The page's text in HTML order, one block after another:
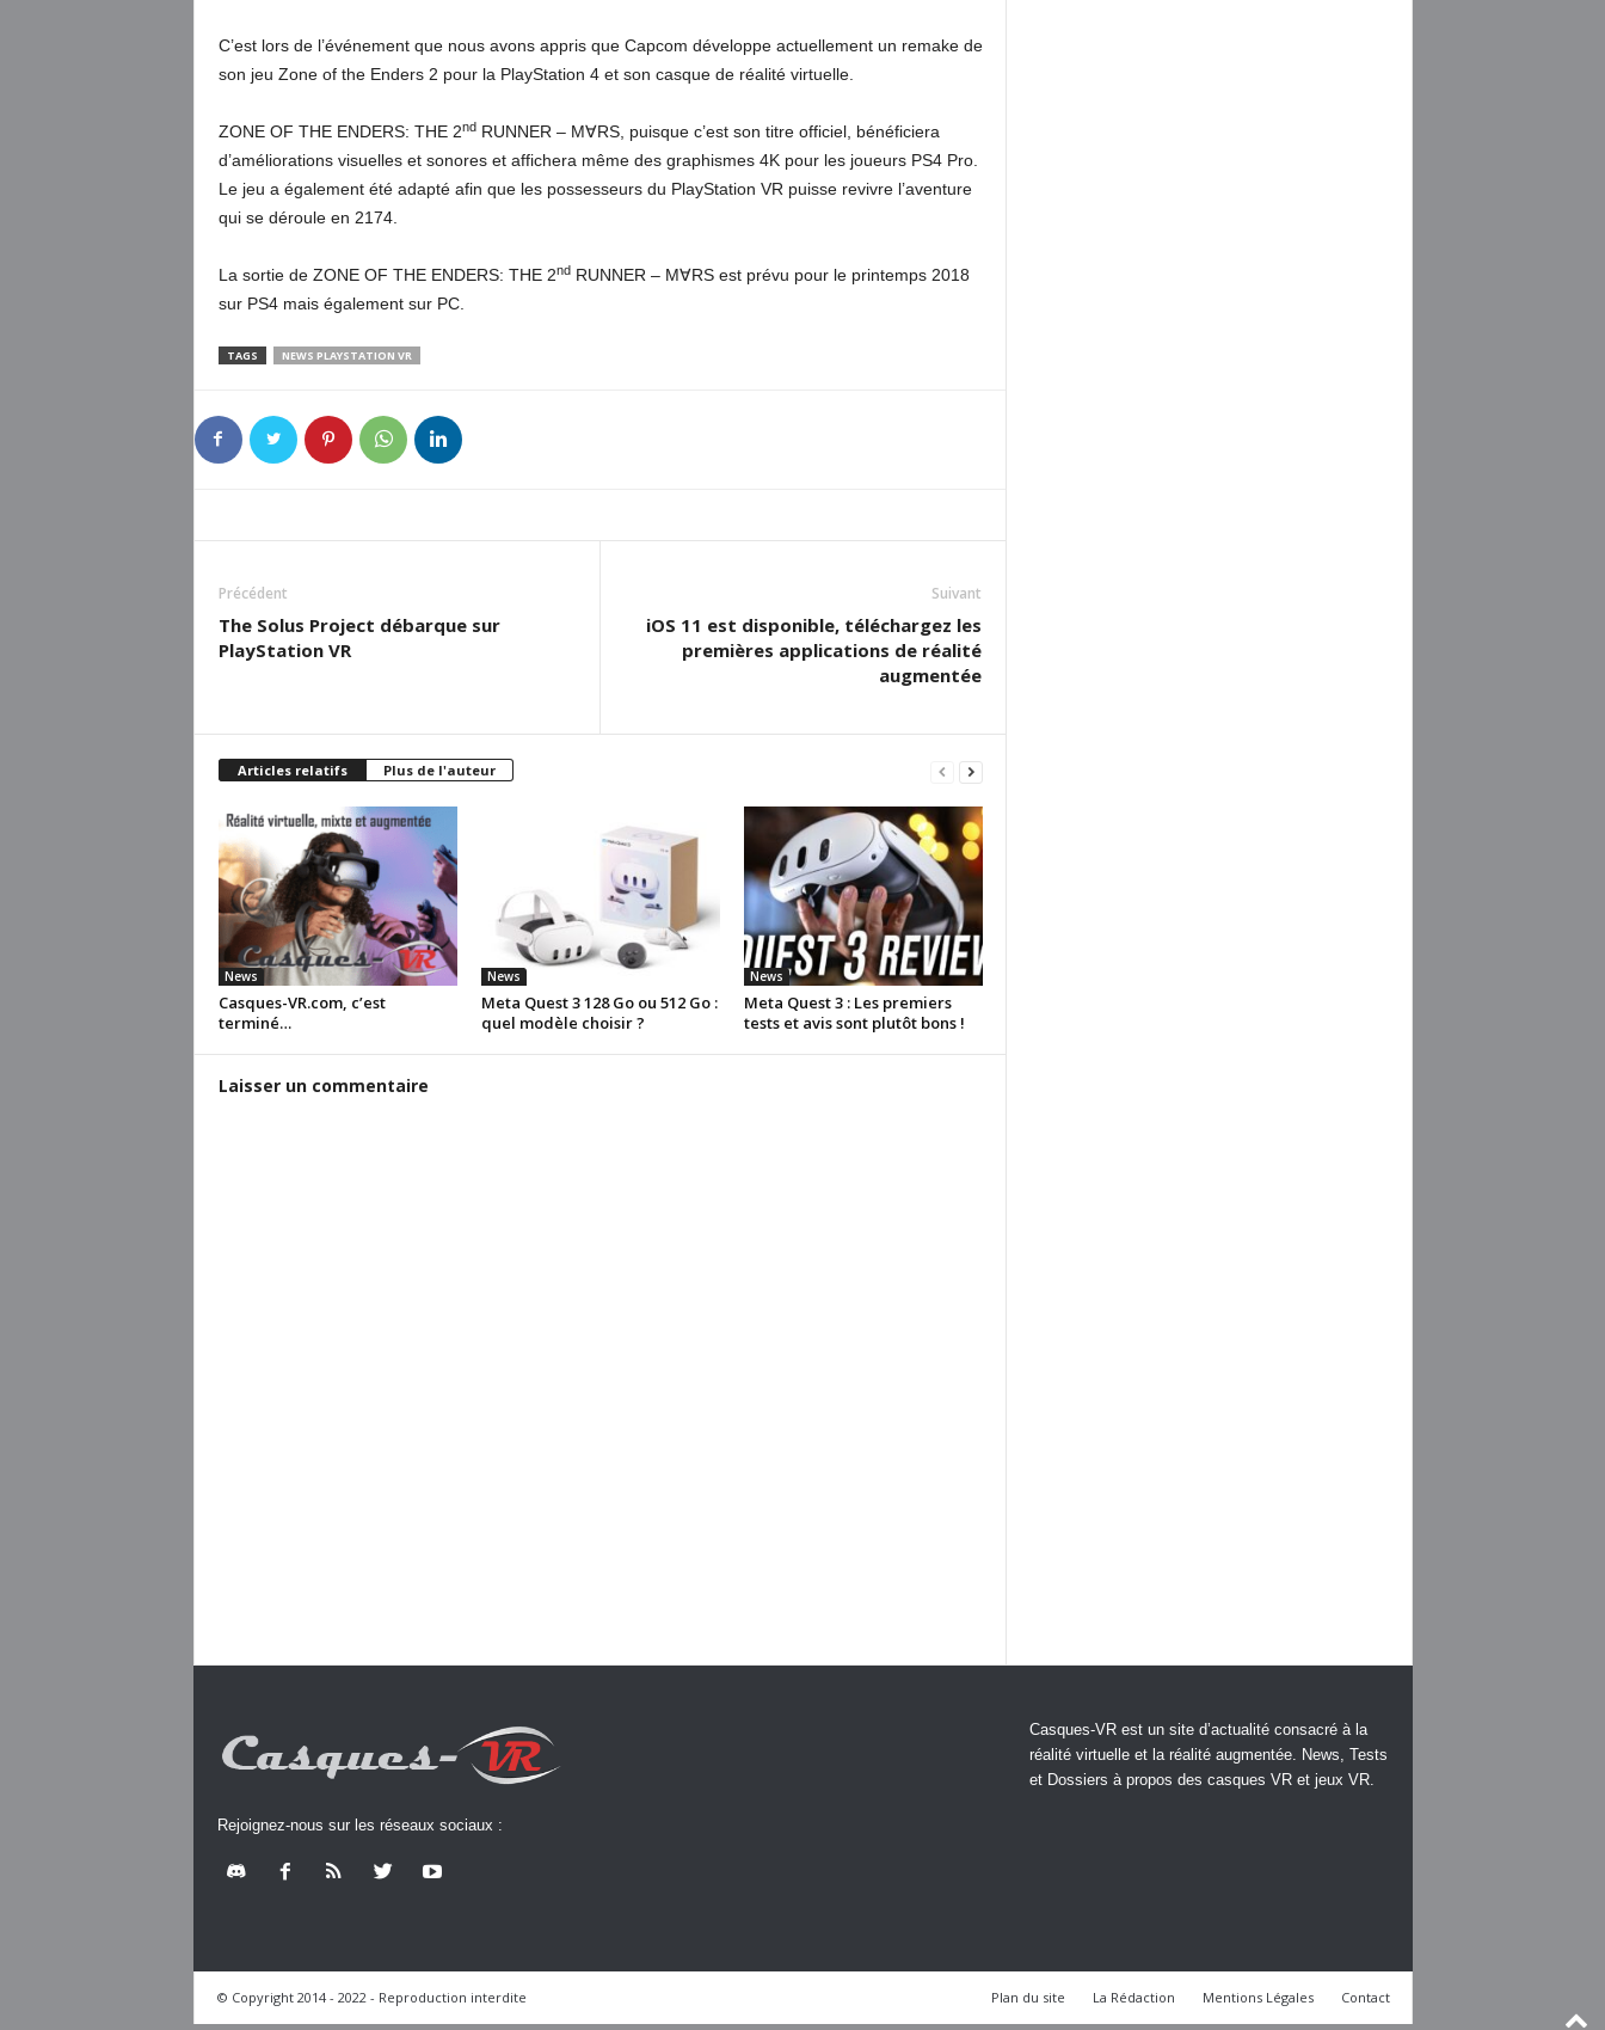
C’est lors de l’événement que nous avons appris que Capcom développe actuellement un remake de
son jeu Zone of the Enders 2 pour la PlayStation 4 et son casque de réalité virtuelle.
ZONE OF THE ENDERS: THE 2ndRUNNER – M∀RS, puisque c’est son titre officiel, bénéficiera
d’améliorations visuelles et sonores et affichera même des graphismes 4K pour les joueurs PS4 Pro.
Le jeu a également été adapté afin que les possesseurs du PlayStation VR puisse revivre l’aventure
qui se déroule en 2174.
La sortie de ZONE OF THE ENDERS: THE 2ndRUNNER – M∀RS est prévu pour le printemps 2018
sur PS4 mais également sur PC.
TAGS NEWS PLAYSTATION VR
Précédent
The Solus Project débarque sur
PlayStation VR
Suivant
iOS 11 est disponible, téléchargez les
premières applications de réalité
augmentée
Articles relatifs Plus de l'auteur
News
Casques-VR.com, c’est
terminé…
News
Meta Quest 3 128 Go ou 512 Go :
quel modèle choisir ?
News
Meta Quest 3 : Les premiers
tests et avis sont plutôt bons !
Laisser un commentaire
Rejoignez-nous sur les réseaux sociaux :
Casques-VR est un site d’actualité consacré à la
réalité virtuelle et la réalité augmentée. News, Tests
et Dossiers à propos des casques VR et jeux VR.
Plan du site La Rédaction Mentions Légales Contact
© Copyright 2014 - 2022 - Reproduction interdite